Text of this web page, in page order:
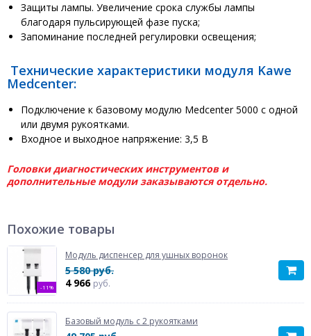
Защиты лампы. Увеличение срока службы лампы
благодаря пульсирующей фазе пуска;
Запоминание последней регулировки освещения;
Технические характеристики модуля Kawe
Medcenter:
Подключение к базовому модулю Medcenter 5000 с одной
или двумя рукоятками.
Входное и выходное напряжение: 3,5 В
Головки диагностических инструментов и
дополнительные модули заказываются отдельно.
Похожие товары
-11%
Модуль диспенсер для ушных воронок
5 580 руб.
4 966 руб.
Базовый модуль с 2 рукоятками